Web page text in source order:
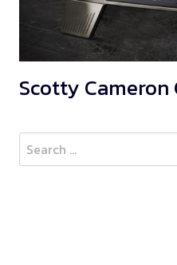
Scotty Cameron
Search
for: